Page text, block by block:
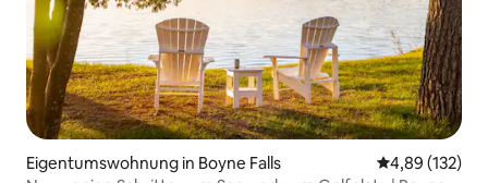
Eigentumswohnung in Boyne Falls
4,89 (132)